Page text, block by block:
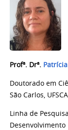
Profª. Drª.
Doutorado em
São Carlos,
Linha de
Desenvolvimento